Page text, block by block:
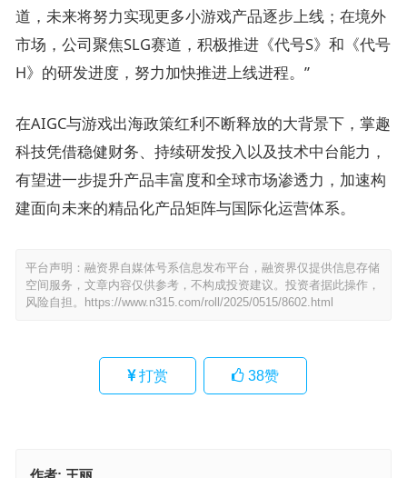
道，未来将努力实现更多小游戏产品逐步上线；在境外
市场，公司聚焦SLG赛道，积极推进《代号S》和《代号
H》的研发进度，努力加快推进上线进程。”
在AIGC与游戏出海政策红利不断释放的大背景下，掌趣
科技凭借稳健财务、持续研发投入以及技术中台能力，
有望进一步提升产品丰富度和全球市场渗透力，加速构
建面向未来的精品化产品矩阵与国际化运营体系。
平台声明：融资界自媒体号系信息发布平台，融资界仅提供信息存储
空间服务，文章内容仅供参考，不构成投资建议。投资者据此操作，
风险自担。
https://www.n315.com/roll/2025/0515/8602.html
打赏 38赞
作者: 王丽